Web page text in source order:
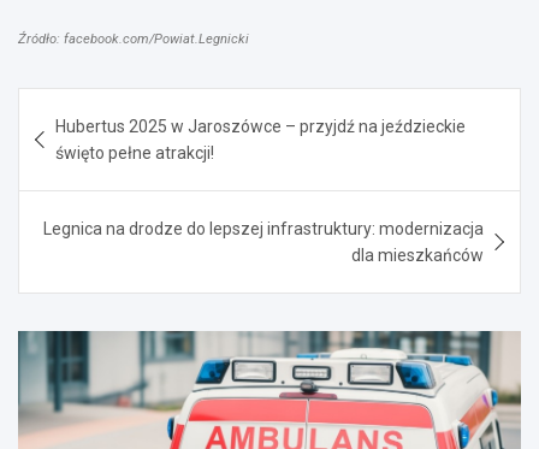
Źródło: facebook.com/Powiat.Legnicki
wpisuHubertus 2025 w Jaroszówce – przyjdź na jeździeckie
święto pełne atrakcji!
Legnica na drodze do lepszej infrastruktury: modernizacja
dla mieszkańców